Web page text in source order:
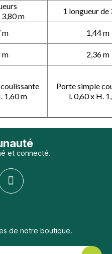
3,80 m
1 longueur de
m
1,44 m
m 2,36 m
1,60 m
Porte simple
l. 0,60 x H.
et connecté.
de notre boutique.